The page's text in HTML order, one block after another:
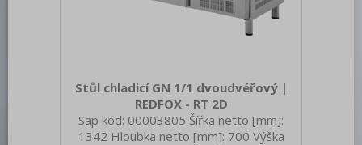
Stůl chladicí GN 1/1 dvoudvéřový |
REDFOX - RT 2D
Sap kód: 00003805 Šířka netto [mm]:
1342 Hloubka netto [mm]: 700 Výška